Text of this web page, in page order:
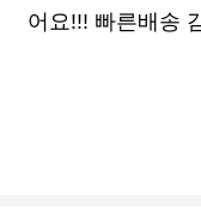
어요!!! 빠른배송